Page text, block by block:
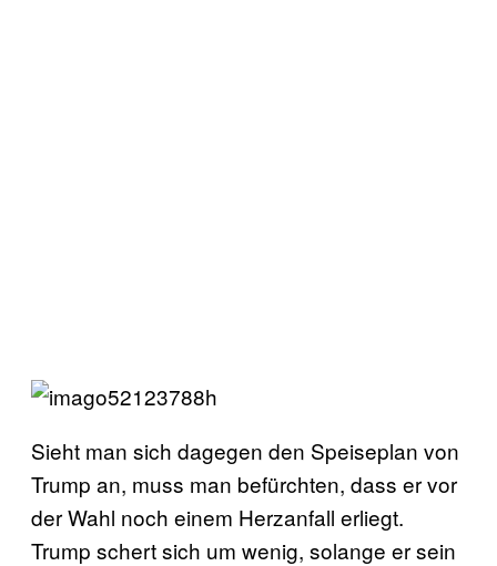
Sieht man sich dagegen den Speiseplan von
Trump an, muss man befürchten, dass er vor
der Wahl noch einem Herzanfall erliegt.
Trump schert sich um wenig, solange er sein